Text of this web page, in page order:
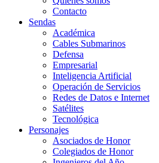
Contacto
Sendas
Académica
Cables Submarinos
Defensa
Empresarial
Inteligencia Artificial
Operación de Servicios
Redes de Datos e Internet
Satélites
Tecnológica
Personajes
Asociados de Honor
Colegiados de Honor